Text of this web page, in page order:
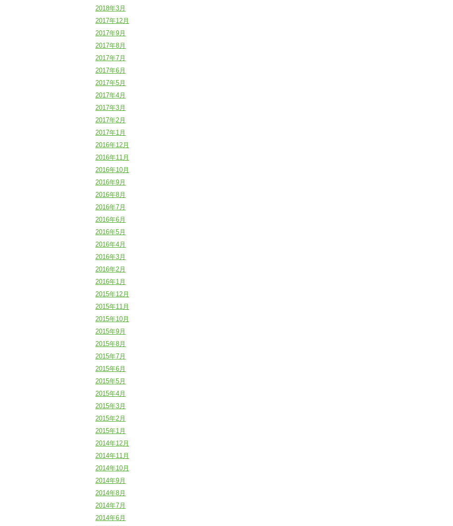
2018年3月
2017年12月
2017年9月
2017年8月
2017年7月
2017年6月
2017年5月
2017年4月
2017年3月
2017年2月
2017年1月
2016年12月
2016年11月
2016年10月
2016年9月
2016年8月
2016年7月
2016年6月
2016年5月
2016年4月
2016年3月
2016年2月
2016年1月
2015年12月
2015年11月
2015年10月
2015年9月
2015年8月
2015年7月
2015年6月
2015年5月
2015年4月
2015年3月
2015年2月
2015年1月
2014年12月
2014年11月
2014年10月
2014年9月
2014年8月
2014年7月
2014年6月